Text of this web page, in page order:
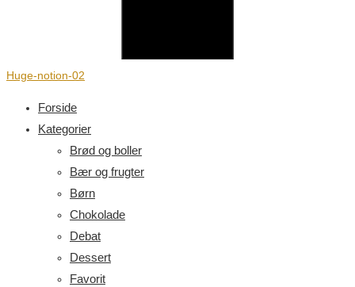
Huge-notion-02
Forside
Kategorier
Brød og boller
Bær og frugter
Børn
Chokolade
Debat
Dessert
Favorit